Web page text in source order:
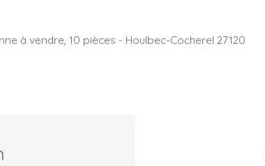
à vendre, 10 pièces - Houlbec-Cocherel 27120